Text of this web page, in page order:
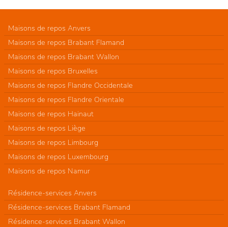
Maisons de repos Anvers
Maisons de repos Brabant Flamand
Maisons de repos Brabant Wallon
Maisons de repos Bruxelles
Maisons de repos Flandre Occidentale
Maisons de repos Flandre Orientale
Maisons de repos Hainaut
Maisons de repos Liège
Maisons de repos Limbourg
Maisons de repos Luxembourg
Maisons de repos Namur
Résidence-services Anvers
Résidence-services Brabant Flamand
Résidence-services Brabant Wallon